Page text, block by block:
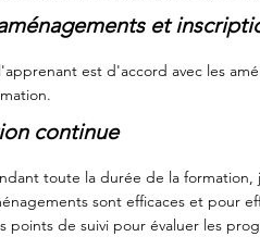
et
est d'accord avec les
continue
toute la durée de la
sont efficaces et pour
points de suivi pour évaluer les